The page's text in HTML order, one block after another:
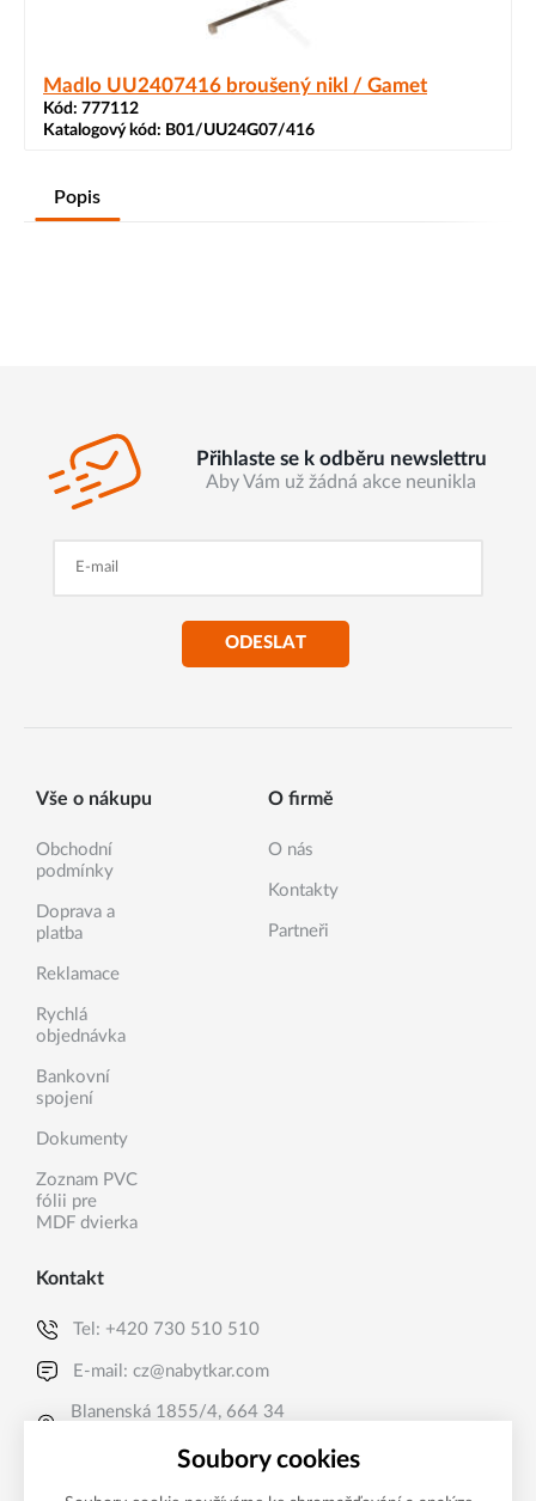
Madlo UU2407416 broušený nikl / Gamet
Kód: 777112
Katalogový kód: B01/UU24G07/416
Popis
Přihlaste se k odběru newslettru
Aby Vám už žádná akce neunikla
ODESLAT
Vše o nákupu
Obchodní
podmínky
Doprava a
platba
Reklamace
Rychlá
objednávka
Bankovní
spojení
Dokumenty
Zoznam PVC
fólii pre
MDF dvierka
O firmě
O nás
Kontakty
Partneři
Kontakt
Tel: +420 730 510 510
E-mail:cz@nabytkar.com
Blanenská 1855/4, 664 34
Soubory cookies